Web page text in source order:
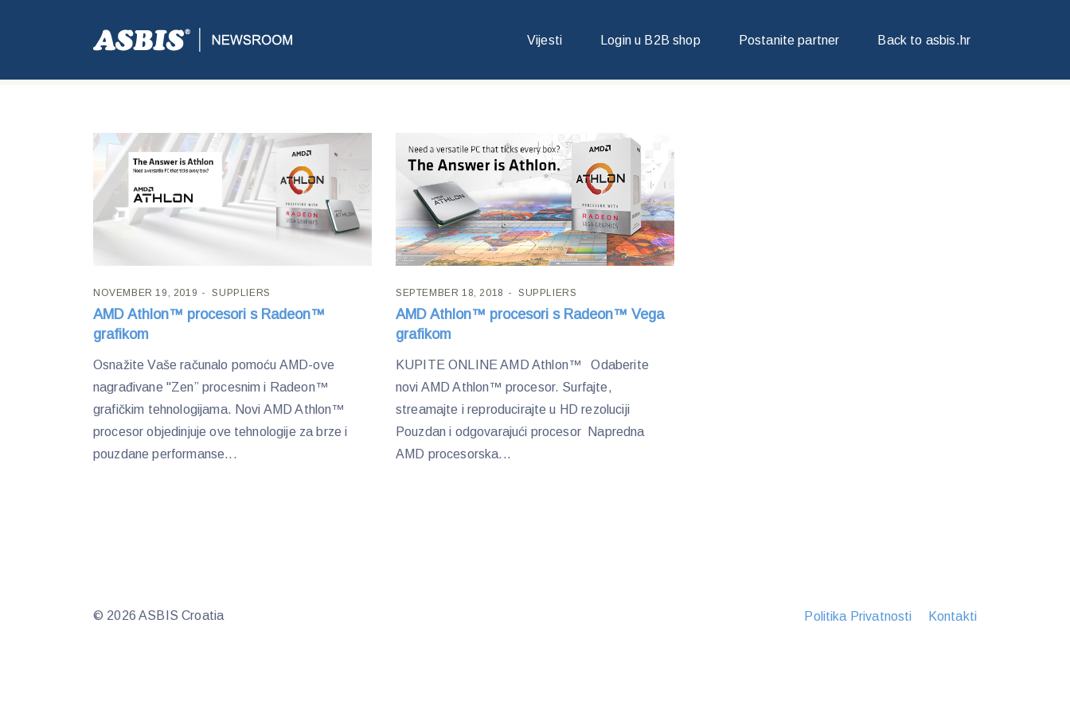
Vijesti Login u B2B shop Postanite partner Back to asbis.hr
Tag:ATHLON
NOVEMBER 19, 2019 SUPPLIERS
AMD Athlon™ procesori s Radeon™
grafikom
Osnažite Vaše računalo pomoću AMD-ove
nagrađivane "Zen” procesnim i Radeon™
grafičkim tehnologijama. Novi AMD Athlon™
procesor objedinjuje ove tehnologije za brze i
pouzdane performanse...
SEPTEMBER 18, 2018 SUPPLIERS
AMD Athlon™ procesori s Radeon™ Vega
grafikom
KUPITE ONLINE AMD Athlon™ Odaberite
novi AMD Athlon™ procesor. Surfajte,
streamajte i reproducirajte u HD rezoluciji
Pouzdan i odgovarajući procesor Napredna
AMD procesorska...
© 2026 ASBIS Croatia Politika Privatnosti Kontakti